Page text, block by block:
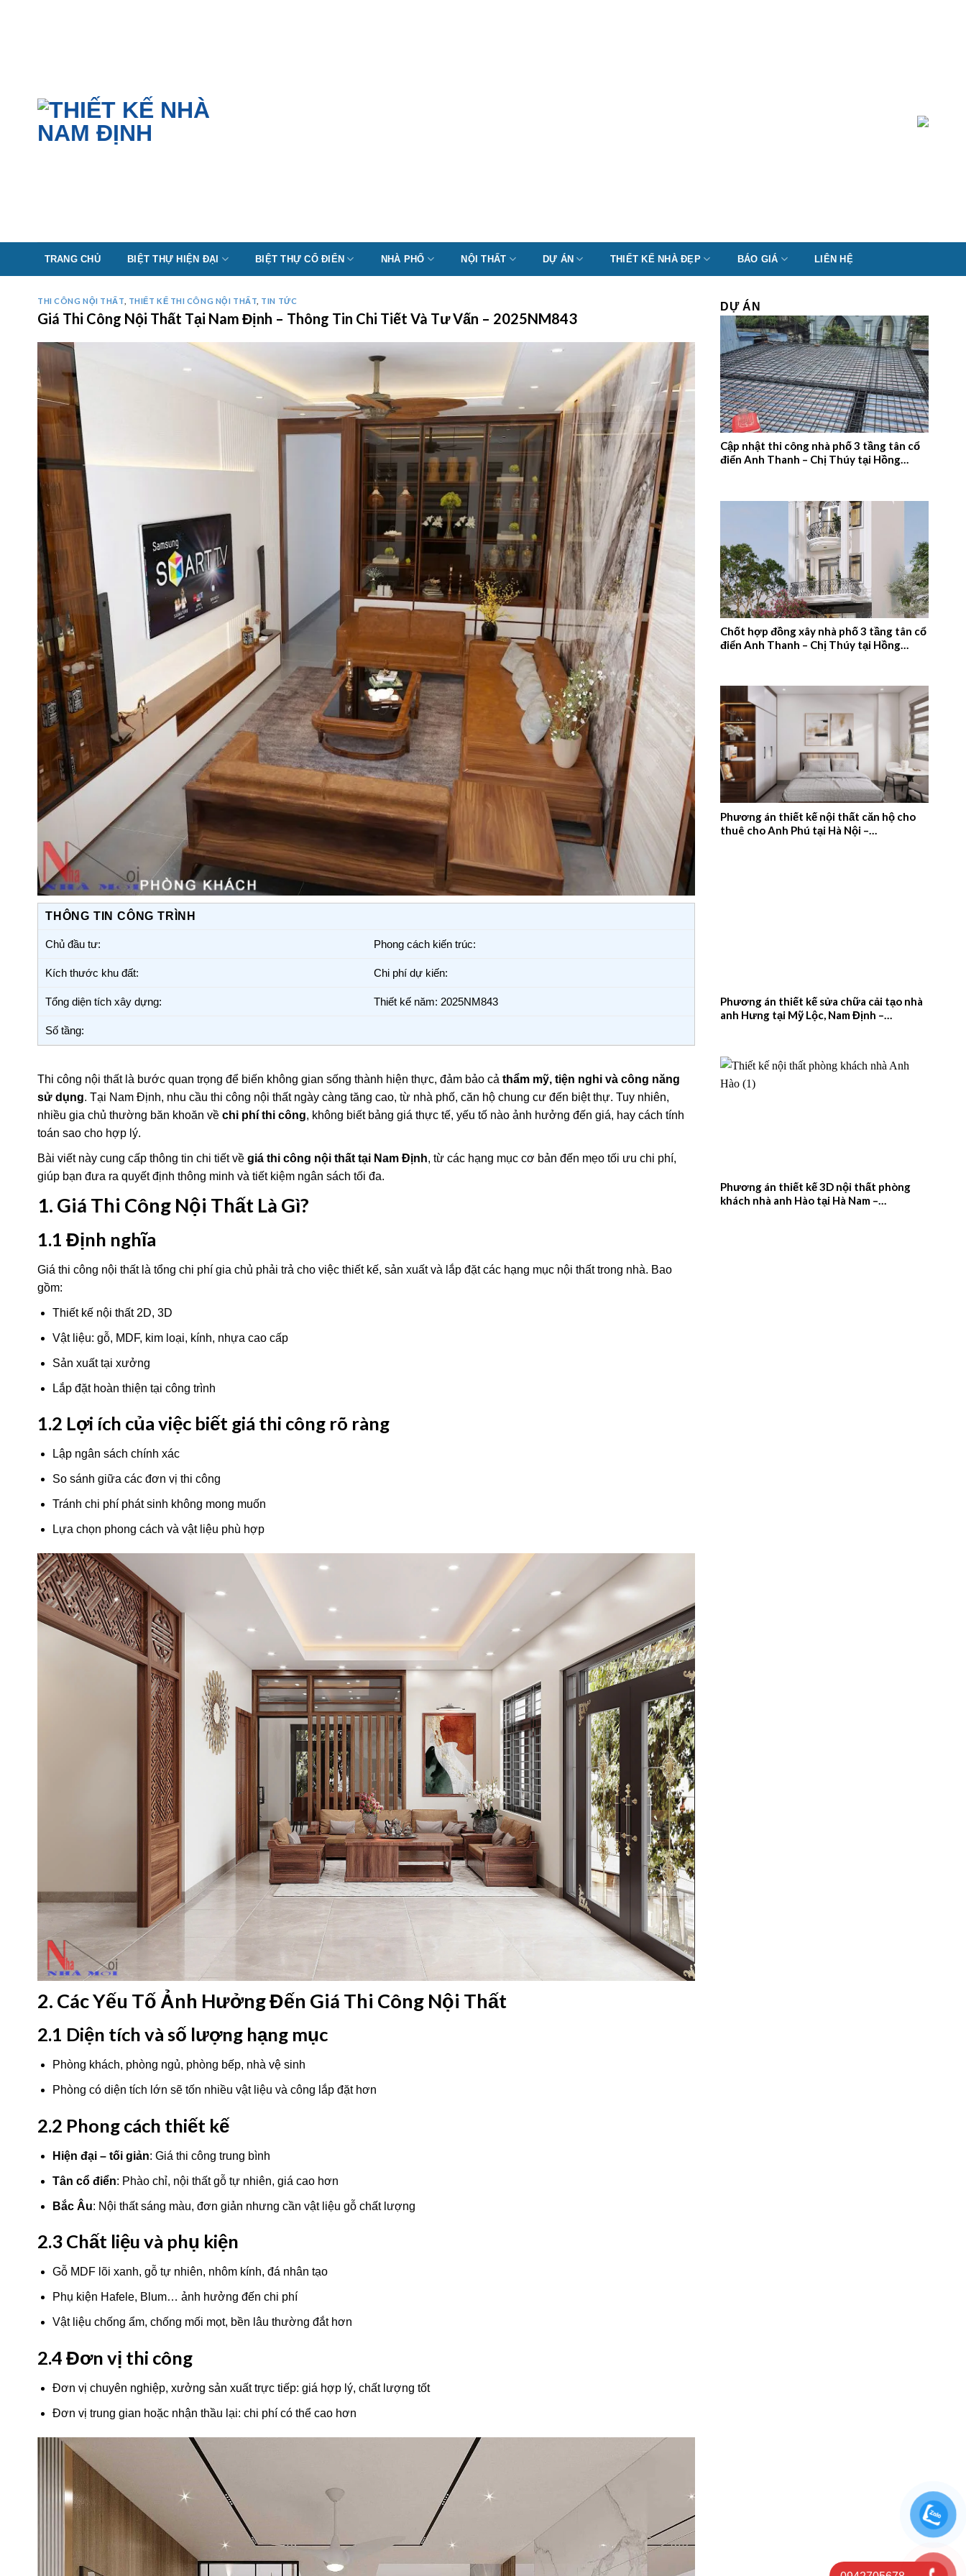
TRANG CHỦ BIỆT THỰ HIỆN ĐẠI BIỆT THỰ CỔ ĐIỂN NHÀ PHỐ NỘI THẤT DỰ ÁN THIẾT KẾ NHÀ ĐẸP BÁO GIÁ LIÊN HỆ
THI CÔNG NỘI THẤT THIẾT KẾ THI CÔNG NỘI THẤT TIN TỨC
Giá Thi Công Nội Thất Tại Nam Định – Thông Tin Chi Tiết Và Tư Vấn – 2025NM843
THÔNG TIN CÔNG TRÌNH
Chủ đầu tư: Phong cách kiến trúc:
Kích thước khu đất: Chi phí dự kiến:
Tổng diện tích xây dựng: Thiết kế năm: 2025NM843
Số tầng:
Thi công nội thất là bước quan trọng để biến không gian sống thành hiện thực, đảm bảo cả thẩm mỹ, tiện nghi và công năng
sử dụng. Tại Nam Định, nhu cầu thi công nội thất ngày càng tăng cao, từ nhà phố, căn hộ chung cư đến biệt thự. Tuy nhiên,
nhiều gia chủ thường băn khoăn về chi phí thi công, không biết bảng giá thực tế, yếu tố nào ảnh hưởng đến giá, hay cách tính
toán sao cho hợp lý.
Bài viết này cung cấp thông tin chi tiết về giá thi công nội thất tại Nam Định, từ các hạng mục cơ bản đến mẹo tối ưu chi phí,
giúp bạn đưa ra quyết định thông minh và tiết kiệm ngân sách tối đa.
1. Giá Thi Công Nội Thất Là Gì?
1.1 Định nghĩa
Giá thi công nội thất là tổng chi phí gia chủ phải trả cho việc thiết kế, sản xuất và lắp đặt các hạng mục nội thất trong nhà. Bao
gồm:
Thiết kế nội thất 2D, 3D
Vật liệu: gỗ, MDF, kim loại, kính, nhựa cao cấp
Sản xuất tại xưởng
Lắp đặt hoàn thiện tại công trình
1.2 Lợi ích của việc biết giá thi công rõ ràng
Lập ngân sách chính xác
So sánh giữa các đơn vị thi công
Tránh chi phí phát sinh không mong muốn
Lựa chọn phong cách và vật liệu phù hợp
2. Các Yếu Tố Ảnh Hưởng Đến Giá Thi Công Nội Thất
2.1 Diện tích và số lượng hạng mục
Phòng khách, phòng ngủ, phòng bếp, nhà vệ sinh
Phòng có diện tích lớn sẽ tốn nhiều vật liệu và công lắp đặt hơn
2.2 Phong cách thiết kế
Hiện đại – tối giản: Giá thi công trung bình
Tân cổ điển: Phào chỉ, nội thất gỗ tự nhiên, giá cao hơn
Bắc Âu: Nội thất sáng màu, đơn giản nhưng cần vật liệu gỗ chất lượng
2.3 Chất liệu và phụ kiện
Gỗ MDF lõi xanh, gỗ tự nhiên, nhôm kính, đá nhân tạo
Phụ kiện Hafele, Blum… ảnh hưởng đến chi phí
Vật liệu chống ẩm, chống mối mọt, bền lâu thường đắt hơn
2.4 Đơn vị thi công
Đơn vị chuyên nghiệp, xưởng sản xuất trực tiếp: giá hợp lý, chất lượng tốt
Đơn vị trung gian hoặc nhận thầu lại: chi phí có thể cao hơn
DỰ ÁN
Cập nhật thi công nhà phố 3 tầng tân cổ
điển Anh Thanh – Chị Thúy tại Hồng
Chốt hợp đồng xây nhà phố 3 tầng tân cổ
điển Anh Thanh – Chị Thúy tại Hồng
Phương án thiết kế nội thất căn hộ cho
thuê cho Anh Phú tại Hà Nội –
Phương án thiết kế sửa chữa cải tạo nhà
anh Hưng tại Mỹ Lộc, Nam Định –
Phương án thiết kế 3D nội thất phòng
khách nhà anh Hào tại Hà Nam –